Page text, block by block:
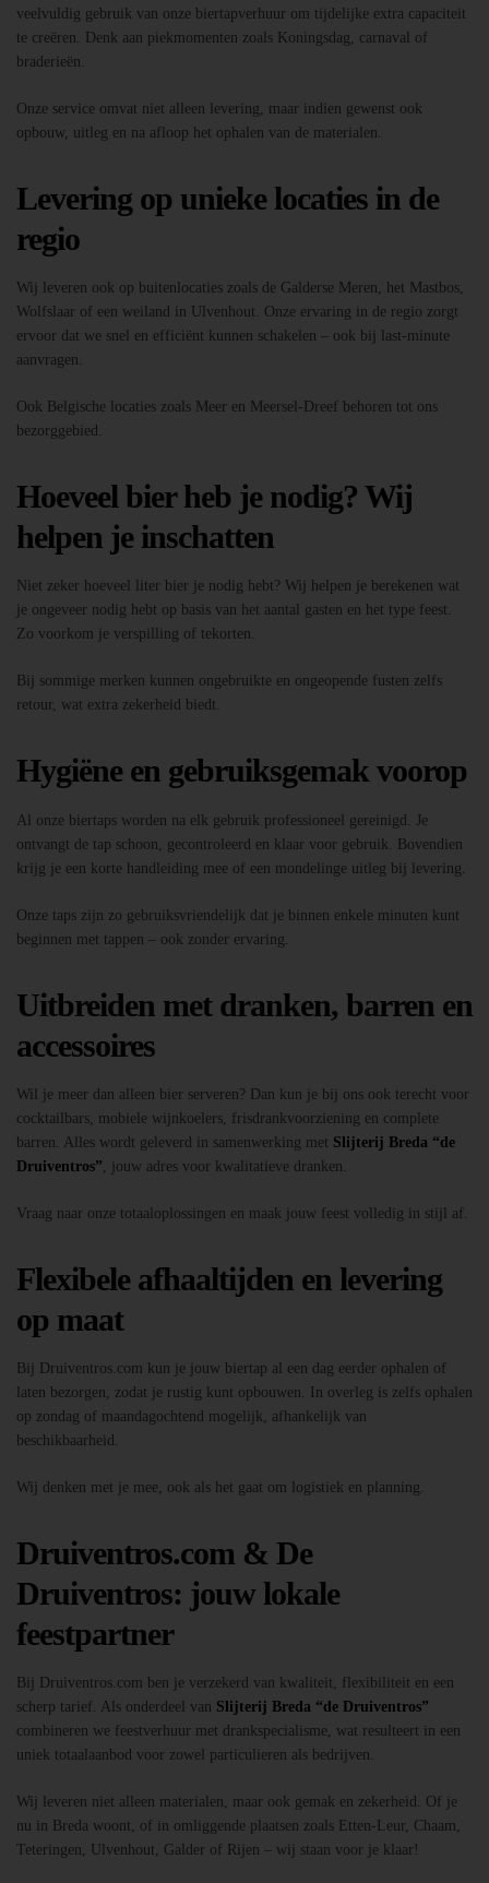
veelvuldig gebruik van onze biertapverhuur om tijdelijke extra capaciteit
te creëren. Denk aan piekmomenten zoals Koningsdag, carnaval of
braderieën.
Onze service omvat niet alleen levering, maar indien gewenst ook
opbouw, uitleg en na afloop het ophalen van de materialen.
Levering op unieke locaties in de
regio
Wij leveren ook op buitenlocaties zoals de Galderse Meren, het Mastbos,
Wolfslaar of een weiland in Ulvenhout. Onze ervaring in de regio zorgt
ervoor dat we snel en efficiënt kunnen schakelen – ook bij last-minute
aanvragen.
Ook Belgische locaties zoals Meer en Meersel-Dreef behoren tot ons
bezorggebied.
Hoeveel bier heb je nodig? Wij
helpen je inschatten
Niet zeker hoeveel liter bier je nodig hebt? Wij helpen je berekenen wat
je ongeveer nodig hebt op basis van het aantal gasten en het type feest.
Zo voorkom je verspilling of tekorten.
Bij sommige merken kunnen ongebruikte en ongeopende fusten zelfs
retour, wat extra zekerheid biedt.
Hygiëne en gebruiksgemak voorop
Al onze biertaps worden na elk gebruik professioneel gereinigd. Je
ontvangt de tap schoon, gecontroleerd en klaar voor gebruik. Bovendien
krijg je een korte handleiding mee of een mondelinge uitleg bij levering.
Onze taps zijn zo gebruiksvriendelijk dat je binnen enkele minuten kunt
beginnen met tappen – ook zonder ervaring.
Uitbreiden met dranken, barren en
accessoires
Wil je meer dan alleen bier serveren? Dan kun je bij ons ook terecht voor
cocktailbars, mobiele wijnkoelers, frisdrankvoorziening en complete
barren. Alles wordt geleverd in samenwerking met Slijterij Breda “de
Druiventros” , jouw adres voor kwalitatieve dranken.
Vraag naar onze totaaloplossingen en maak jouw feest volledig in stijl af.
Flexibele afhaaltijden en levering
op maat
Bij Druiventros.com kun je jouw biertap al een dag eerder ophalen of
laten bezorgen, zodat je rustig kunt opbouwen. In overleg is zelfs ophalen
op zondag of maandagochtend mogelijk, afhankelijk van
beschikbaarheid.
Wij denken met je mee, ook als het gaat om logistiek en planning.
Druiventros.com & De
Druiventros: jouw lokale
feestpartner
Bij Druiventros.com ben je verzekerd van kwaliteit, flexibiliteit en een
scherp tarief. Als onderdeel van Slijterij Breda “de Druiventros”
combineren we feestverhuur met drankspecialisme, wat resulteert in een
uniek totaalaanbod voor zowel particulieren als bedrijven.
Wij leveren niet alleen materialen, maar ook gemak en zekerheid. Of je
nu in Breda woont, of in omliggende plaatsen zoals Etten-Leur, Chaam,
Teteringen, Ulvenhout, Galder of Rijen – wij staan voor je klaar!